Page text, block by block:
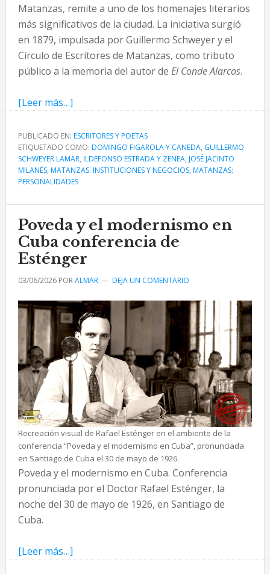
Matanzas, remite a uno de los homenajes literarios
más significativos de la ciudad. La iniciativa surgió
en 1879, impulsada por Guillermo Schweyer y el
Círculo de Escritores de Matanzas, como tributo
público a la memoria del autor de El Conde Alarcos.
[Leer más…]acerca
En
honor
de
Milanés:
de
su
casa
PUBLICADO EN: ESCRITORES Y POETAS
ETIQUETADO COMO: DOMINGO FIGAROLA Y CANEDA, GUILLERMO
SCHWEYER LAMAR, ILDEFONSO ESTRADA Y ZENEA, JOSÉ JACINTO
MILANÉS, MATANZAS: INSTITUCIONES Y NEGOCIOS, MATANZAS:
PERSONALIDADES
Poveda y el modernismo en
Cuba conferencia de
Esténger
03/06/2026PORALMAR DEJA UN COMENTARIO
Recreación visual de Rafael Esténger en el ambiente de la
conferencia “Poveda y el modernismo en Cuba”, pronunciada
en Santiago de Cuba el 30 de mayo de 1926.
Poveda y el modernismo en Cuba. Conferencia
pronunciada por el Doctor Rafael Esténger, la
noche del 30 de mayo de 1926, en Santiago de
Cuba.
[Leer más…]acerca